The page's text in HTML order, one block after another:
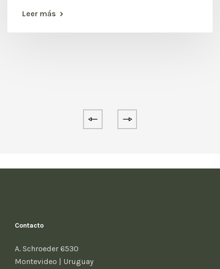
Leer más
Contacto
A. Schroeder 6530
Montevideo | Uruguay